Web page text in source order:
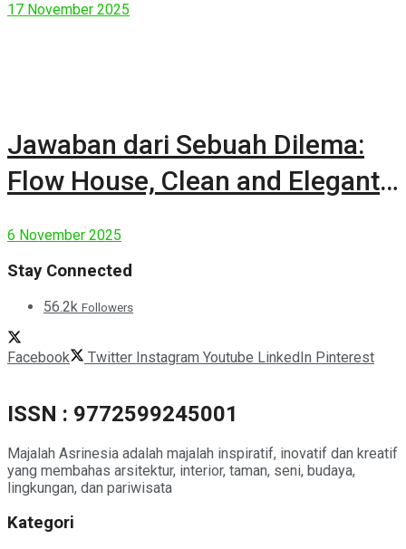
17 November 2025
Jawaban dari Sebuah Dilema:
Flow House, Clean and Elegant
6 November 2025
Stay Connected
56.2k Followers
Facebook Twitter Instagram Youtube LinkedIn Pinterest
ISSN : 9772599245001
Majalah Asrinesia adalah majalah inspiratif, inovatif dan kreatif
yang membahas arsitektur, interior, taman, seni, budaya,
lingkungan, dan pariwisata
Kategori